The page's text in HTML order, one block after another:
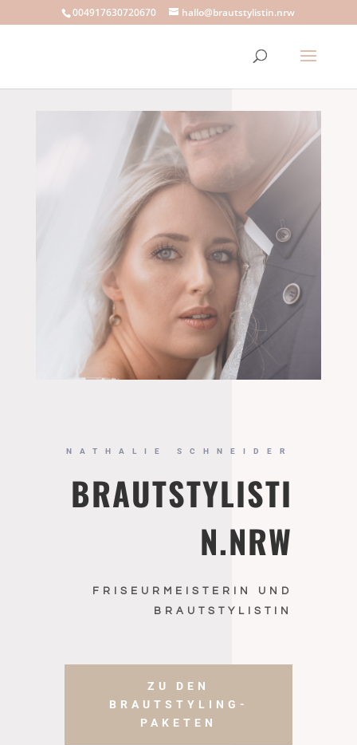
004917630720670 hallo@brautstylistin.nrw
NATHALIE SCHNEIDER
BRAUTSTYLISTI
N.NRW
FRISEURMEISTERIN UND
BRAUTSTYLISTIN
ZU DEN
BRAUTSTYLING-
PAKETEN